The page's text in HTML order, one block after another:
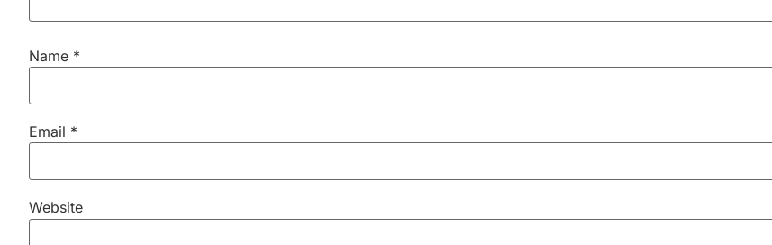
Name *
Email *
Website